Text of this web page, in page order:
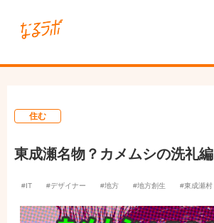
住む
東成瀬名物？カメムシの洗礼編
IT デザイナー 地方 地方創生 東成瀬村